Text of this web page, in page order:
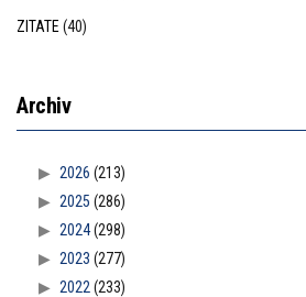
ZITATE (40)
Archiv
2026 (213)
2025 (286)
2024(298)
2023 (277)
2022 (233)